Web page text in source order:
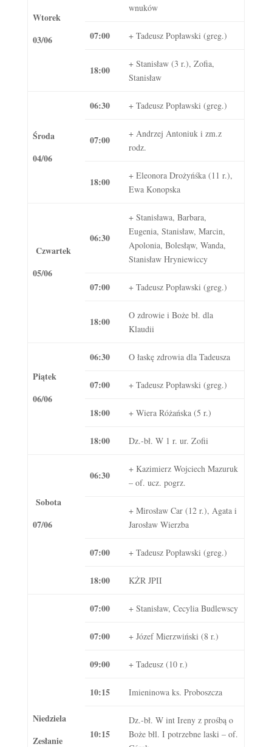
Wtorek
03/06
wnuków
07:00 + Tadeusz Popławski (greg.)
18:00
+ Stanisław (3 r.), Zofia,
Stanisław
Środa
04/06
06:30 + Tadeusz Popławski (greg.)
07:00
+ Andrzej Antoniuk i zm.z
rodz.
18:00
+ Eleonora Drożyńśka (11 r.),
Ewa Konopska
Czwartek
05/06
06:30
+ Stanisława, Barbara,
Eugenia, Stanisław, Marcin,
Apolonia, Bolesłąw, Wanda,
Stanisław Hryniewiccy
07:00 + Tadeusz Popławski (greg.)
18:00
O zdrowie i Boże bł. dla
Klaudii
Piątek
06/06
06:30 O łaskę zdrowia dla Tadeusza
07:00 + Tadeusz Popławski (greg.)
18:00 + Wiera Różańska (5 r.)
18:00 Dz.-bł. W 1 r. ur. Zofii
Sobota
07/06
06:30
+ Kazimierz Wojciech Mazuruk
– of. ucz. pogrz.
+ Mirosław Car (12 r.), Agata i
Jarosław Wierzba
07:00 + Tadeusz Popławski (greg.)
18:00 KŻR JPII
Niedziela
Zesłanie
07:00 + Stanisław, Cecylia Budlewscy
07:00 + Józef Mierzwiński (8 r.)
09:00 + Tadeusz (10 r.)
10:15 Imieninowa ks. Proboszcza
10:15
Dz.-bł. W int Ireny z prośbą o
Boże błl. I potrzebne laski – of.